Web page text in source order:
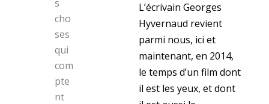
L’écrivain Georges
Hyvernaud revient
parmi nous, ici et
maintenant, en 2014,
le temps d’un film dont
il est les yeux, et dont